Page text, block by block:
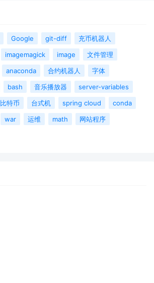
Google git-diff
充币机器人
imagemagick image
文件管理
anaconda 合约机器人
字体
bash 音乐播放器
server-variables
比特币 台式机 spring cloud
conda
war 运维 math
网站程序